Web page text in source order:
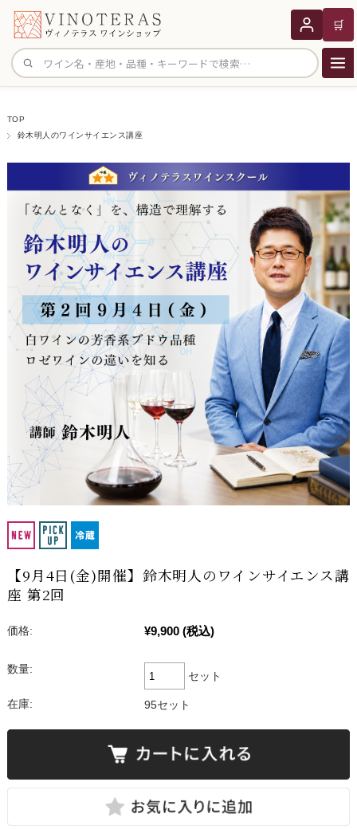
サイト内検索
🛒
TOP
鈴木明人のワインサイエンス講座
【9月4日(金)開催】鈴木明人のワインサイエンス講
座 第2回
価格: ¥9,900 (税込)
数量:
セット
在庫: 95セット